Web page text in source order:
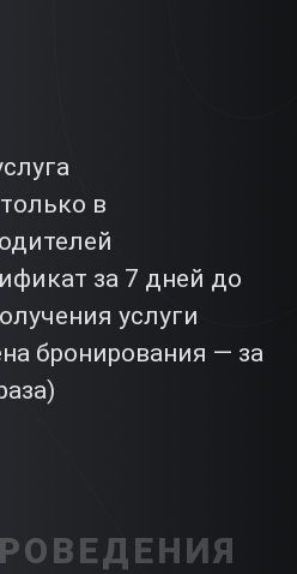
в
за 7 дней до
услуги
бронирования — за